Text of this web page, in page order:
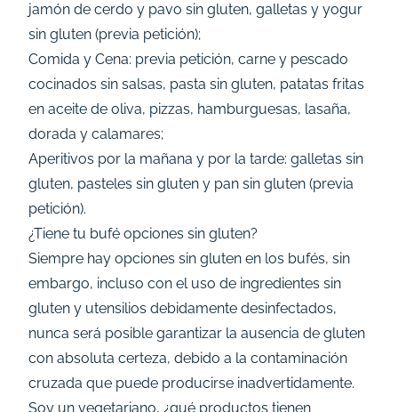
jamón de cerdo y pavo sin gluten, galletas y yogur
sin gluten (previa petición);
Comida y Cena: previa petición, carne y pescado
cocinados sin salsas, pasta sin gluten, patatas fritas
en aceite de oliva, pizzas, hamburguesas, lasaña,
dorada y calamares;
Aperitivos por la mañana y por la tarde: galletas sin
gluten, pasteles sin gluten y pan sin gluten (previa
petición).
¿Tiene tu bufé opciones sin gluten?
Siempre hay opciones sin gluten en los bufés, sin
embargo, incluso con el uso de ingredientes sin
gluten y utensilios debidamente desinfectados,
nunca será posible garantizar la ausencia de gluten
con absoluta certeza, debido a la contaminación
cruzada que puede producirse inadvertidamente.
Soy un vegetariano, ¿qué productos tienen